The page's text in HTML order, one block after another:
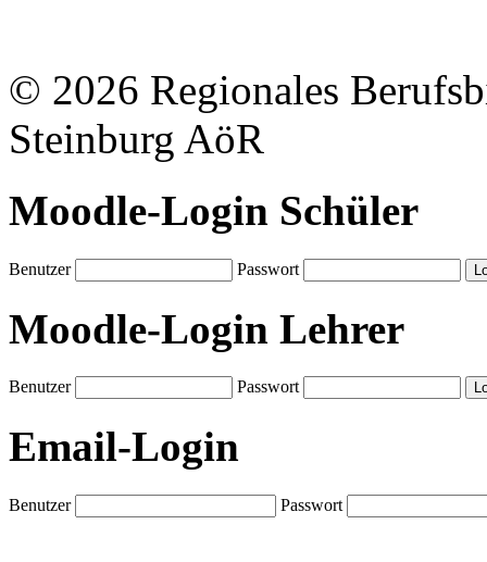
© 2026 Regionales
Steinburg AöR
Moodle-Login Schüler
Benutzer Passwort
Moodle-Login Lehrer
Benutzer Passwort
Email-Login
Benutzer Passwort